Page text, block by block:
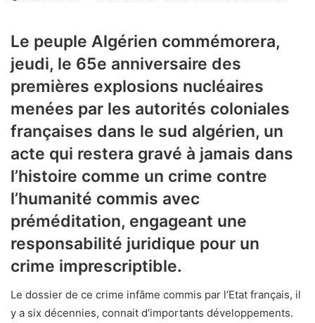
Le peuple Algérien commémorera,
jeudi, le 65e anniversaire des
premières explosions nucléaires
menées par les autorités coloniales
françaises dans le sud algérien, un
acte qui restera gravé à jamais dans
l’histoire comme un crime contre
l’humanité commis avec
préméditation, engageant une
responsabilité juridique pour un
crime imprescriptible.
Le dossier de ce crime infâme commis par l’Etat français, il
y a six décennies, connait d’importants développements.